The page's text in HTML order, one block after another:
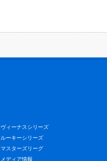
ヴィーナスシリーズ
ルーキーシリーズ
マスターズリーグ
メディア情報